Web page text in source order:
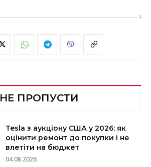
НЕ ПРОПУСТИ
Tesla з аукціону США у 2026: як
оцінити ремонт до покупки і не
влетіти на бюджет
04.08.2026